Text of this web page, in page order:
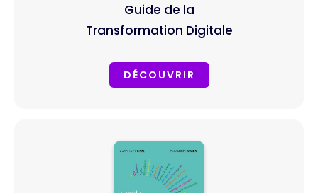
Guide de la
Transformation Digitale
DÉCOUVRIR